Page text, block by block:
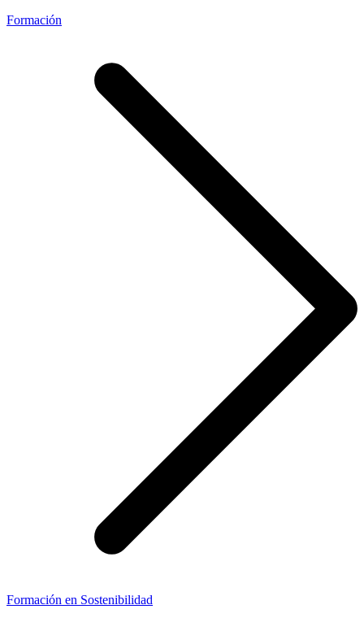
Formación
Formación en Sostenibilidad